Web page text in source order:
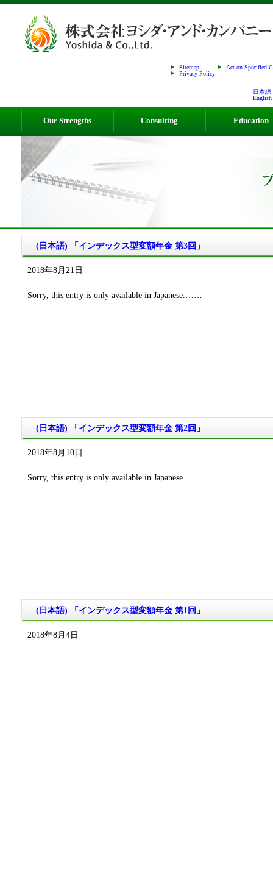
Sitemap
Act on Specified
Privacy Policy
日本語
English
Our Strengths Consulting Education
(日本語) 「インデックス型変額年金 第3回」
2018年8月21日
Sorry, this entry is only available in Japanese.……
(日本語) 「インデックス型変額年金 第2回」
2018年8月10日
Sorry, this entry is only available in Japanese.……
(日本語) 「インデックス型変額年金 第1回」
2018年8月4日